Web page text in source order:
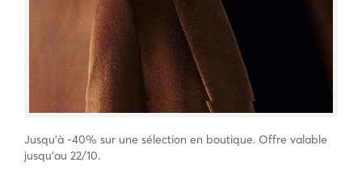
Jusqu’à -40% sur une sélection en boutique. Offre valable
jusqu’au 22/10.